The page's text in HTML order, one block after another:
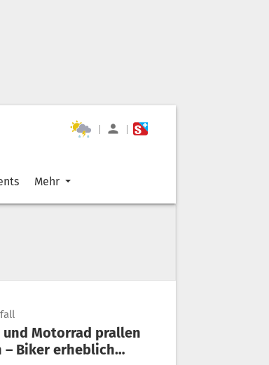
| |
Mehr
und Motorrad prallen
– Biker erheblich